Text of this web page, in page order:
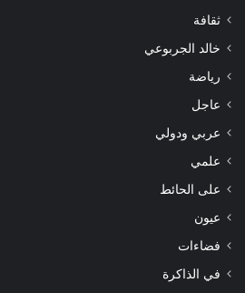
ثقافة
خالد الجربوعي
رياضة
عاجل
عربي ودولي
علمي
على الحائط
عيون
فضاءات
في الذاكرة